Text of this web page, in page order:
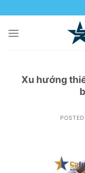
to
content
Xu hướng